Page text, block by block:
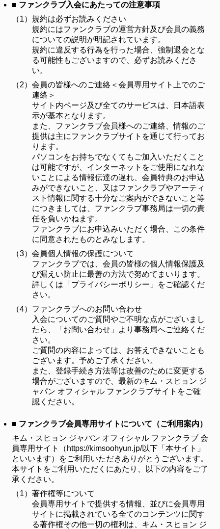
■ ファンクラブ入会にあたっての注意事項
（1） 規約は必ずお読みください
規約にはファンクラブの運営方針及び会員の義務
についての説明が明記されています。
規約に違反する行為を行った場合、強制退会とな
る可能性もございますので、必ずお読みくださ
い。
（2） 会員の皆様へのご連絡＜会員専用サイト上でのご
連絡＞
サイト内ページ及び全てのサービスは、日本語表
示が基本となります。
また、ファンクラブ会員様へのご連絡、情報のご
提供は主にファンクラブサイトを通じて行ってお
ります。
パソコンをお持ちでなくてもご加入いただくこと
は可能ですが、インターネットをご使用になれな
いことによる情報伝達の遅れ、会員特典のお申込
みができないこと、又はファンクラブやアーティ
スト情報に関する十分なご案内ができないこと等
につきましては、ファンクラブ事務局は一切の責
任を負いかねます。
ファンクラブにお申込みいただく場合、この条件
に同意されたものとみなします。
（3） 会員個人情報の保護について
ファンクラブでは、会員の皆様の個人情報保護及
び漏えい防止に最善の方法で努めてまいります。
詳しくは「プライバシーポリシー」をご確認くだ
さい。
（4） ファンクラブへのお問い合わせ
入会についてのご質問やご不明な点がございまし
たら、「お問い合わせ」より事務局へご連絡くだ
さい。
ご質問の内容によっては、お答えできないことも
ございます。予めご了承ください。
また、登録手続き方法等は改善のために変更する
場合がございますので、最新のキム・スヒョン ジ
ャパン オフィシャル ファンクラブサイトをご確
認ください。
■ ファンクラブ会員専用サイトについて（ご利用案内）
キム・スヒョン ジャパン オフィシャル ファンクラブ 会
員専用サイト（https://kimsoohyun.jp/以下「本サイト」
といいます）をご利用いただきありがとうございます。
本サイトをご利用いただくにあたり、以下の内容をご了
承ください。
（1） 著作権等について
会員専用サイトで提供する情報、並びに会員専用
サイトに掲載されている全てのコンテンツに関す
る著作権その他一切の権利は、キム・スヒョン ジ